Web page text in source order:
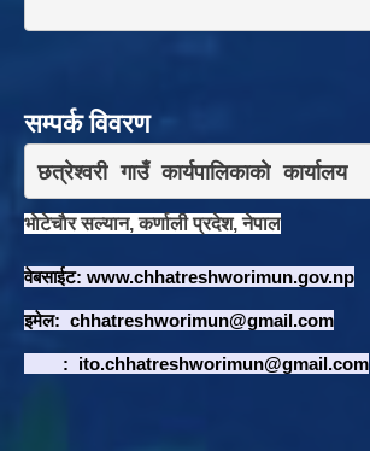
सम्पर्क विवरण
छत्रेश्वरी गाउँ कार्यपालिकाकाे कार्यालय
भाेटेचाैर सल्यान, कर्णाली प्रदेश, नेपाल
वेबसाईट: www.chhatreshworimun.gov.np
इमेल: chhatreshworimun@gmail.com
: ito.chhatreshworimun@gmail.com